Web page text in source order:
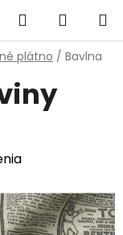
Hľadať
KOŠÍK
plátno / Bavlna